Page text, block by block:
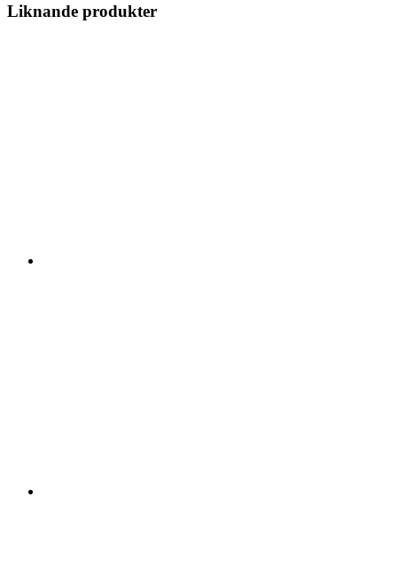
Liknande produkter